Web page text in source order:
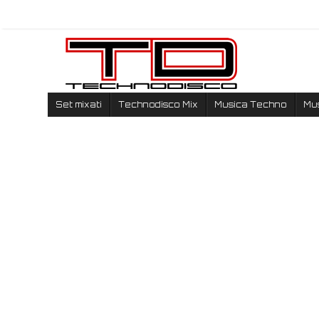
Set mixati Technodisco Mix Musica Techno